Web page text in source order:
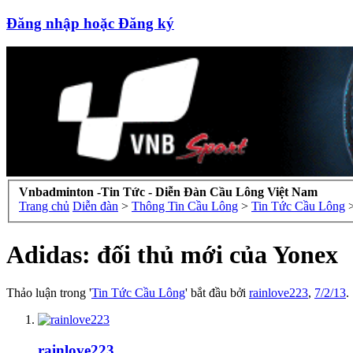
Đăng nhập hoặc Đăng ký
Vnbadminton -Tin Tức - Diễn Đàn Cầu Lông Việt Nam
Trang chủ Diễn đàn > Thông Tin Cầu Lông > Tin Tức Cầu Lông
Adidas: đối thủ mới của Yonex
Thảo luận trong 'Tin Tức Cầu Lông' bắt đầu bởi rainlove223, 7/2/13.